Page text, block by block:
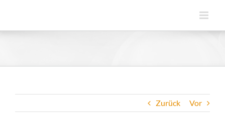
Zurück Vor